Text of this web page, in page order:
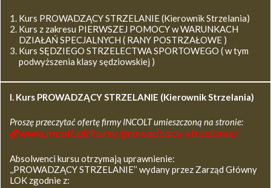
Kurs PROWADZĄCY STRZELANIE (Kierownik Strzelania)
Kurs z zakresu PIERWSZEJ POMOCY w WARUNKACH
DZIAŁAŃ SPECJALNYCH ( RANY POSTRZAŁOWE )
Kurs SĘDZIEGO STRZELECTWA SPORTOWEGO ( w tym
podwyższenia klasy sędziowskiej )
I. Kurs PROWADZĄCY STRZELANIE (Kierownik Strzelania)
Proszę przeczytać ofertę firmy INCOLT umieszczoną na stronie:
www.incolt.pl/kursy/prowadzacy-strzelanie/
Absolwenci kursu otrzymają uprawnienie:
,,PROWADZĄCY STRZELANIE’’ wydany przez Zarząd Główny
LOK zgodnie z: